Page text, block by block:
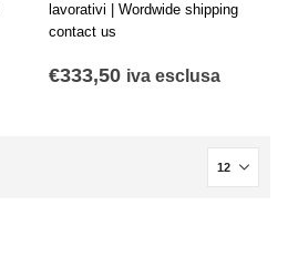
lavorativi | Wordwide shipping
contact us
€333,50 iva esclusa